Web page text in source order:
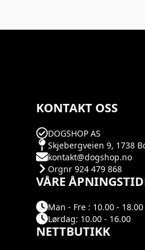
KONTAKT OSS
DOGSHOP AS
Skjebergveien 9, 1738
kontakt@dogshop.no
Orgnr 924 479 868
VÅRE
Man - Fre : 10.00 - 18.00
Lørdag: 10.00 - 16.00
NETTBUTIKK